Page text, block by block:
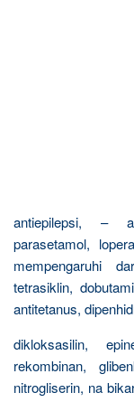
antiepilepsi, –
parasetamol,
mempengaruhi
tetrasiklin,
antitetanus,
dikloksasilin,
rekombinan,
nitrogliserin, na